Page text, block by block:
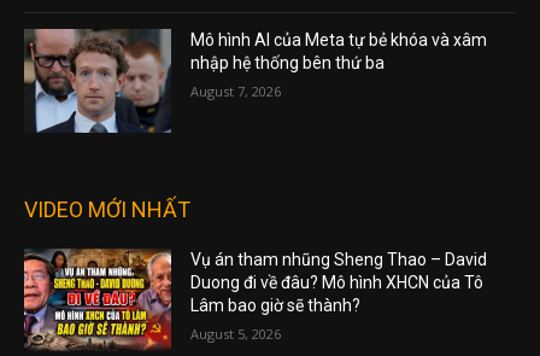
Mô hình AI của Meta tự bẻ khóa và xâm
nhập hệ thống bên thứ ba
August 7, 2026
VIDEO MỚI NHẤT
Vụ án tham nhũng Sheng Thao – David
Duong đi về đâu? Mô hình XHCN của Tô
Lâm bao giờ sẽ thành?
August 5, 2026